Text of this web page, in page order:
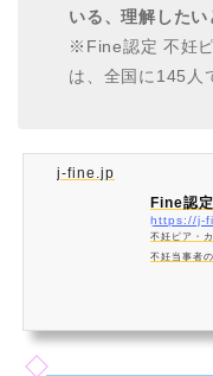
いる、理解した
※Fine認定 不妊
は、全国に145人
j-fine.jp
Fine認
https://j-
不妊ピア・
不妊当事者